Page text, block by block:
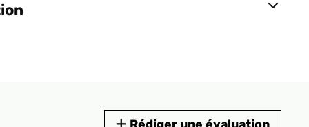
Rédiger une évaluation